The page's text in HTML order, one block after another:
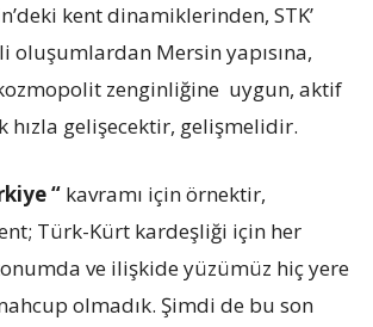
kent dinamiklerinden, STK’
oluşumlardan Mersin yapısına,
zenginliğine uygun, aktif
hızla gelişecektir, gelişmelidir.
“ kavramı için örnektir,
Türk-Kürt kardeşliği için her
ve ilişkide yüzümüz hiç yere
olmadık. Şimdi de bu son